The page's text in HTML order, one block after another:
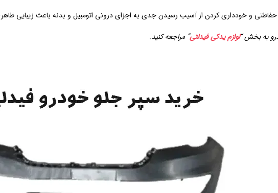
حفاظتی و خودداری کردن از آسیب رسیدن جدی به اجزای درونی اتومبیل و بدنه باعث زیبایی
به بخش “لوازم یدکی فیدلتی” مراجعه کنید.